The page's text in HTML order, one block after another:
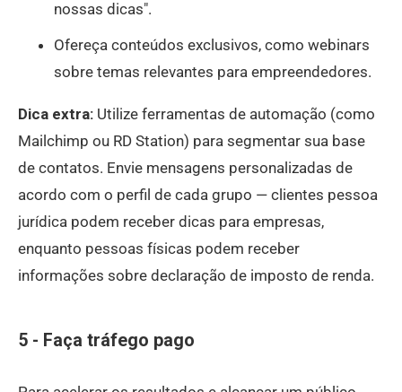
nossas dicas".
Ofereça conteúdos exclusivos, como webinars
sobre temas relevantes para empreendedores.
Dica extra: Utilize ferramentas de automação (como
Mailchimp ou RD Station) para segmentar sua base
de contatos. Envie mensagens personalizadas de
acordo com o perfil de cada grupo — clientes pessoa
jurídica podem receber dicas para empresas,
enquanto pessoas físicas podem receber
informações sobre declaração de imposto de renda.
5 - Faça tráfego pago